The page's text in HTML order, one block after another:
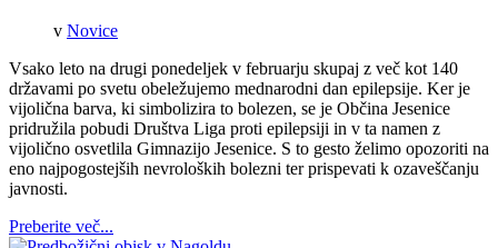
v Novice
Vsako leto na drugi ponedeljek v februarju skupaj z več kot 140
državami po svetu obeležujemo mednarodni dan epilepsije. Ker je
vijolična barva, ki simbolizira to bolezen, se je Občina Jesenice
pridružila pobudi Društva Liga proti epilepsiji in v ta namen z
vijolično osvetlila Gimnazijo Jesenice. S to gesto želimo opozoriti na
eno najpogostejših nevroloških bolezni ter prispevati k ozaveščanju
javnosti.
Preberite več...